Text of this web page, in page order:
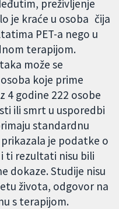
preživljenje
je kraće u osoba čija
PET-a nego u
terapijom.
može se
koje prime
4 godine 222 osobe
ili smrt u usporedbi
standardnu
je podatke o
ti rezultati nisu bili
dokaze. Studije nisu
života, odgovor na
s terapijom.